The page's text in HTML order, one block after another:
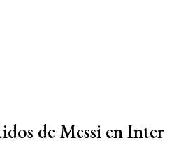
de Messi en Inter